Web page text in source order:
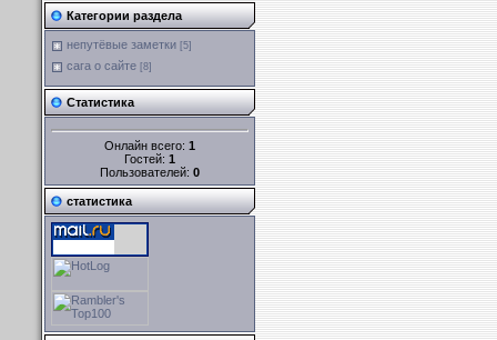
Категории раздела
непутёвые заметки [5]
сага о сайте [8]
Статистика
Онлайн всего: 1
Гостей: 1
Пользователей: 0
статистика